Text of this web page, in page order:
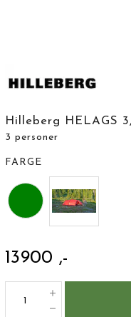
Hilleberg HELAGS
3 personer
FARGE
13900 ,-